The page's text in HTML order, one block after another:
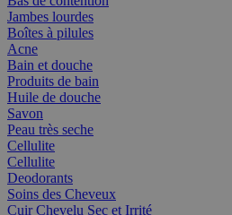
Jambes lourdes
Boîtes à pilules
Acne
Bain et douche
Produits de bain
Huile de douche
Savon
Peau très seche
Cellulite
Cellulite
Deodorants
Soins des Cheveux
Cuir Chevelu Sec et Irrité